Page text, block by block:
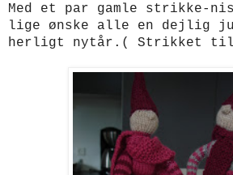
Med et par gamle strikke-
lige ønske alle en dejlig
herligt nytår.( Strikket til